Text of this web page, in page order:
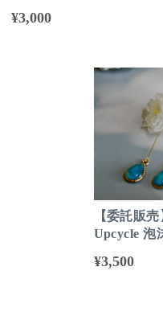
¥3,000
【委託販
Upcycle 泡
¥3,500